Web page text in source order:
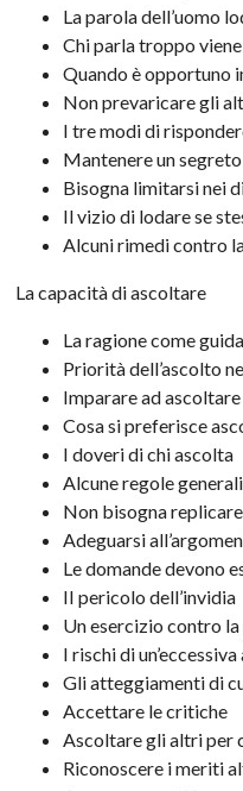
La parola dell’uomo
Chi parla troppo
Quando è opportuno
Non prevaricare gli
I tre modi di
Mantenere un segreto
Bisogna limitarsi nei
Il vizio di lodare se
Alcuni rimedi contro
La capacità di ascoltare
La ragione come
Priorità dell’ascolto
Imparare ad ascoltare
Cosa si preferisce
I doveri di chi ascolta
Alcune regole generali
Non bisogna
Adeguarsi
Le domande devono
II pericolo dell’invidia
Un esercizio contro
I rischi di
Gli atteggiamenti di
Accettare le critiche
Ascoltare gli altri per
Riconoscere i meriti